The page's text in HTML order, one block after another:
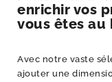
enrichir vos
vous êtes au
Avec notre vaste
ajouter une